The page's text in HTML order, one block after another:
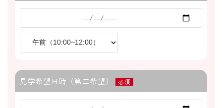
見学希望日時（第二希望） 必須